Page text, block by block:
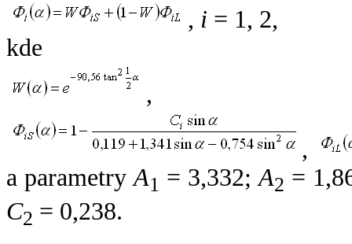
, i = 1, 2,
kde
,
,
a parametryA1 = 3,332;A2 =
C2 = 0,238.